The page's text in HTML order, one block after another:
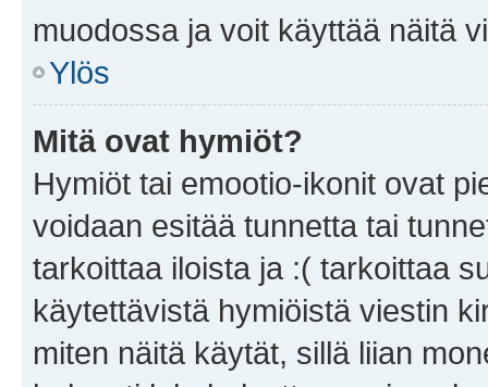
muodossa ja voit käyttää näitä
Ylös
Mitä ovat hymiöt?
Hymiöt tai emootio-ikonit ovat
voidaan esitää tunnetta tai
tarkoittaa iloista ja :( tarkoittaa
käytettävistä hymiöistä viestin
miten näitä käytät, sillä liian